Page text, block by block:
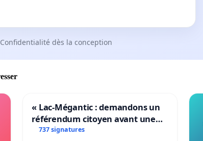
Confidentialité dès la conception
« Lac-Mégantic : demandons un
référendum citoyen avant une
transformation irréversible de
737 signatures